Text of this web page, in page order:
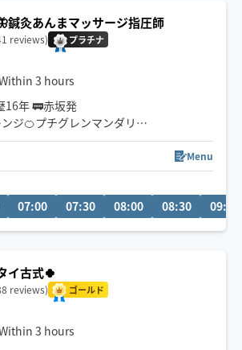
鍼灸あんまマッサージ指圧師
reviews) プラチナ
3 hours
16年 🚃赤坂発
ジ🍊プチグレンマンダリン
アミント
サイプレス🌲マジョラム
Menu
07:00 07:30 08:00 08:30 09:00
イ古式🍀
reviews) ゴールド
3 hours